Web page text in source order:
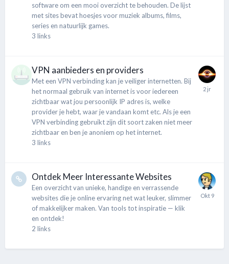
software om een mooi overzicht te behouden. De lijst
met sites bevat hoesjes voor muziek albums, films,
series en natuurlijk games.
3 links
VPN aanbieders en providers
Met een VPN verbinding kan je veiliger internetten. Bij
het normaal gebruik van internet is voor iedereen
zichtbaar wat jou persoonlijk IP adres is, welke
provider je hebt, waar je vandaan komt etc. Als je een
VPN verbinding gebruikt zijn dit soort zaken niet meer
zichtbaar en ben je anoniem op het internet.
3 links
Ontdek Meer Interessante Websites
Een overzicht van unieke, handige en verrassende
websites die je online ervaring net wat leuker, slimmer
of makkelijker maken. Van tools tot inspiratie — klik
en ontdek!
2 links